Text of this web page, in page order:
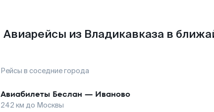
Авиарейсы из Владикавказа в
Рейсы в соседние города
Авиабилеты Беслан — Иваново
242 км до Москвы